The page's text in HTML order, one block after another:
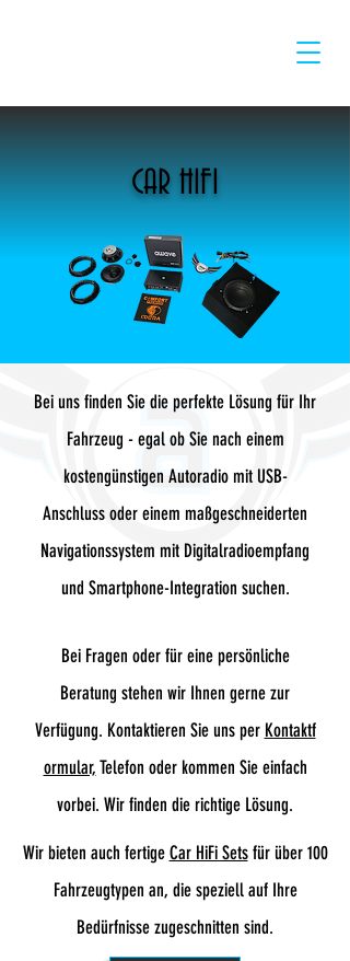
CAR HIFI
Bei uns finden Sie die perfekte Lösung für Ihr
Fahrzeug - egal ob Sie nach einem
kostengünstigen Autoradio mit USB-
Anschluss oder einem maßgeschneiderten
Navigationssystem mit Digitalradioempfang
und Smartphone-Integration suchen.
Bei Fragen oder für eine persönliche
Beratung stehen wir Ihnen gerne zur
Verfügung. Kontaktieren Sie uns per Kontaktf
ormular, Telefon oder kommen Sie einfach
vorbei. Wir finden die richtige Lösung.
Wir bieten auch fertige Car HiFi Setsfür über 100
Fahrzeugtypen an, die speziell auf Ihre
Bedürfnisse zugeschnitten sind.